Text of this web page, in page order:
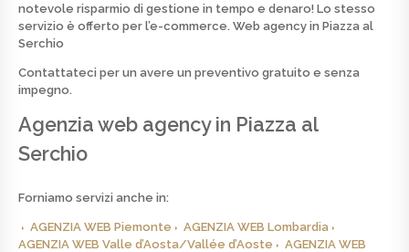
notevole risparmio di gestione in tempo e denaro! Lo stesso
servizio è offerto per l’e-commerce. Web agency in Piazza al
Serchio
Contattateci per un avere un preventivo gratuito e senza
impegno.
Agenzia web agency in Piazza al
Serchio
Forniamo servizi anche in:
AGENZIA WEB Piemonte
AGENZIA WEB Lombardia
AGENZIA WEB Valle d’Aosta/Vallée d’Aoste
AGENZIA WEB